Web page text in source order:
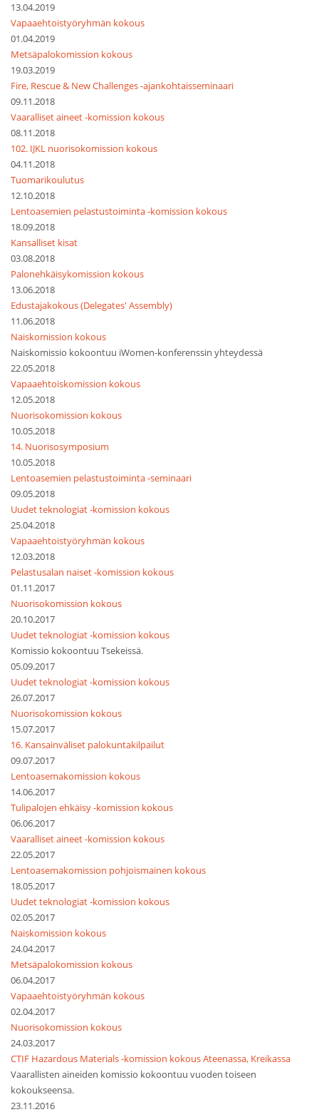
13.04.2019
Vapaaehtoistyöryhmän kokous
01.04.2019
Metsäpalokomission kokous
19.03.2019
Fire, Rescue & New Challenges -ajankohtaisseminaari
09.11.2018
Vaaralliset aineet -komission kokous
08.11.2018
102. IJKL nuorisokomission kokous
04.11.2018
Tuomarikoulutus
12.10.2018
Lentoasemien pelastustoiminta -komission kokous
18.09.2018
Kansalliset kisat
03.08.2018
Palonehkäisykomission kokous
13.06.2018
Edustajakokous (Delegates' Assembly)
11.06.2018
Naiskomission kokous
Naiskomissio kokoontuu iWomen-konferenssin yhteydessä
22.05.2018
Vapaaehtoiskomission kokous
12.05.2018
Nuorisokomission kokous
10.05.2018
14. Nuorisosymposium
10.05.2018
Lentoasemien pelastustoiminta -seminaari
09.05.2018
Uudet teknologiat -komission kokous
25.04.2018
Vapaaehtoistyöryhmän kokous
12.03.2018
Pelastusalan naiset -komission kokous
01.11.2017
Nuorisokomission kokous
20.10.2017
Uudet teknologiat -komission kokous
Komissio kokoontuu Tsekeissä.
05.09.2017
Uudet teknologiat -komission kokous
26.07.2017
Nuorisokomission kokous
15.07.2017
16. Kansainväliset palokuntakilpailut
09.07.2017
Lentoasemakomission kokous
14.06.2017
Tulipalojen ehkäisy -komission kokous
06.06.2017
Vaaralliset aineet -komission kokous
22.05.2017
Lentoasemakomission pohjoismainen kokous
18.05.2017
Uudet teknologiat -komission kokous
02.05.2017
Naiskomission kokous
24.04.2017
Metsäpalokomission kokous
06.04.2017
Vapaaehtoistyöryhmän kokous
02.04.2017
Nuorisokomission kokous
24.03.2017
CTIF Hazardous Materials -komission kokous Ateenassa, Kreikassa
Vaarallisten aineiden komissio kokoontuu vuoden toiseen
kokoukseensa.
23.11.2016